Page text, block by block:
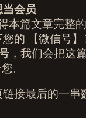
会员
本篇文章完整的
的 【微信号】
，我们会把这
。
接最后的一串